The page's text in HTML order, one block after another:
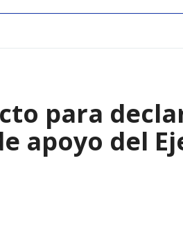
para
apoyo del